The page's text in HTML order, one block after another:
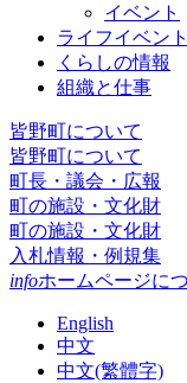
イベント
ライフイベント
くらしの情報
組織と仕事
皆野町について
皆野町について
町長・議会・広報
町の施設・文化財
町の施設・文化財
入札情報・例規集
infoホームページに
English
中文
中文(繁體字)